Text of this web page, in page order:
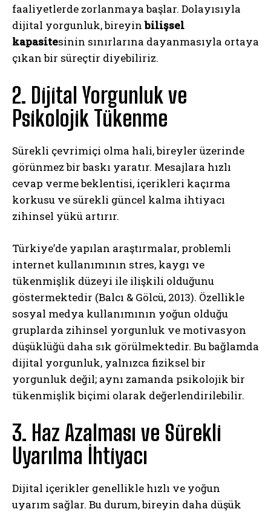
faaliyetlerde zorlanmaya başlar. Dolayısıyla
dijital yorgunluk, bireyinbilişsel
kapasitesinin sınırlarına dayanmasıyla ortaya
çıkan bir süreçtir diyebiliriz.
2. Dijital Yorgunluk ve
Psikolojik Tükenme
Sürekli çevrimiçi olma hali, bireyler üzerinde
görünmez bir baskı yaratır. Mesajlara hızlı
cevap verme beklentisi, içerikleri kaçırma
korkusu ve sürekli güncel kalma ihtiyacı
zihinsel yükü artırır.
Türkiye’de yapılan araştırmalar, problemli
internet kullanımının stres, kaygı ve
tükenmişlik düzeyi ile ilişkili olduğunu
göstermektedir (Balcı & Gölcü, 2013). Özellikle
sosyal medya kullanımının yoğun olduğu
gruplarda zihinsel yorgunluk ve motivasyon
düşüklüğü daha sık görülmektedir. Bu bağlamda
dijital yorgunluk, yalnızca fiziksel bir
yorgunluk değil; aynı zamanda psikolojik bir
tükenmişlik biçimi olarak değerlendirilebilir.
3. Haz Azalması ve Sürekli
Uyarılma İhtiyacı
Dijital içerikler genellikle hızlı ve yoğun
uyarım sağlar. Bu durum, bireyin daha düşük